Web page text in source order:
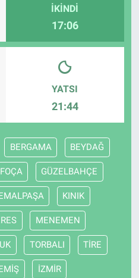
İKINDI
17:06
YATSI
21:44
BERGAMA BEYDAĞ
FOÇA GÜZELBAHÇE
KINIK
MENEMEN
TORBALI TİRE
İZMİR